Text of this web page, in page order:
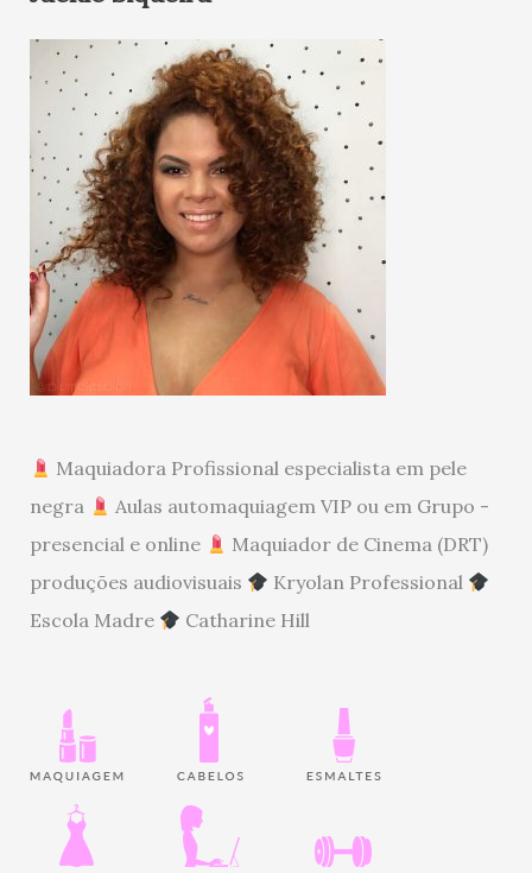
Maquiadora Profissional especialista em pele
negra
Aulas automaquiagem VIP ou em Grupo -
presencial e online
Maquiador de Cinema (DRT)
produções audiovisuais
Kryolan Professional
Escola Madre
Catharine Hill